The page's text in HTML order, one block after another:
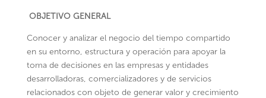
OBJETIVO GENERAL
Conocer y analizar el negocio del tiempo compartido
en su entorno, estructura y operación para apoyar la
toma de decisiones en las empresas y entidades
desarrolladoras, comercializadores y de servicios
relacionados con objeto de generar valor y crecimiento